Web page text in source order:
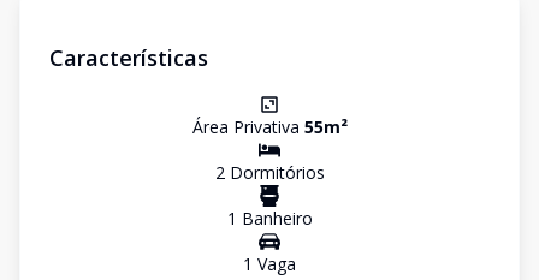
Características
Área Privativa 55m²
2Dormitórios
1 Banheiro
1 Vaga